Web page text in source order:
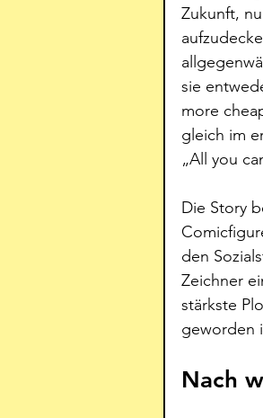
Zukunft,
sie
more
gleich im
„All you
Die Story
den
Zeichner
stärkste
geworden
Nach